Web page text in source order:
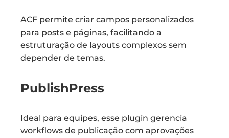
ACF permite criar campos personalizados
para posts e páginas, facilitando a
estruturação de layouts complexos sem
depender de temas.
PublishPress
Ideal para equipes, esse plugin gerencia
workflows de publicação com aprovações